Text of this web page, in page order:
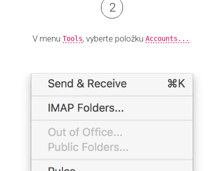
V menu Tools, vyberte položku Accounts... .